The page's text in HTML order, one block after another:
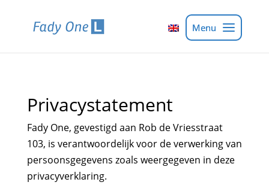
Privacystatement
Fady One, gevestigd aan Rob de Vriesstraat
103, is verantwoordelijk voor de verwerking van
persoonsgegevens zoals weergegeven in deze
privacyverklaring.